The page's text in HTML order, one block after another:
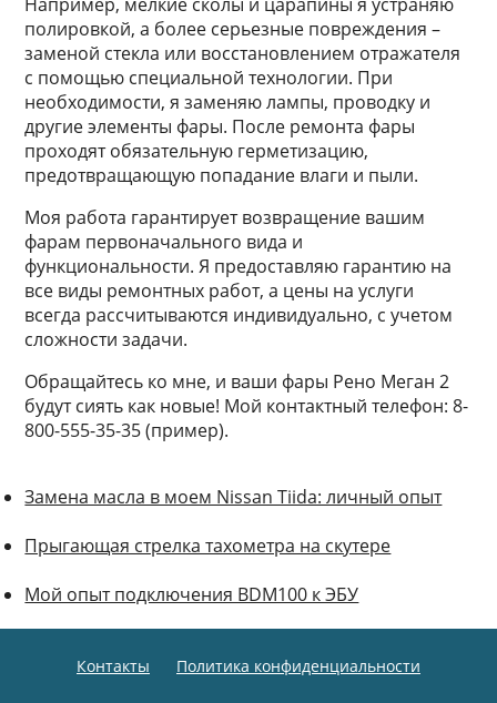
полировкой, а более серьезные повреждения –
заменой стекла или восстановлением отражателя
с помощью специальной технологии. При
необходимости, я заменяю лампы, проводку и
другие элементы фары. После ремонта фары
проходят обязательную герметизацию,
предотвращающую попадание влаги и пыли.
Моя работа гарантирует возвращение вашим
фарам первоначального вида и
функциональности. Я предоставляю гарантию на
все виды ремонтных работ, а цены на услуги
всегда рассчитываются индивидуально, с учетом
сложности задачи.
Обращайтесь ко мне, и ваши фары Рено Меган 2
будут сиять как новые! Мой контактный телефон: 8-
800-555-35-35 (пример).
Замена масла в моем Nissan Tiida: личный опыт
Прыгающая стрелка тахометра на скутере
Мой опыт подключения BDM100 к ЭБУ
Контакты Политика конфиденциальности